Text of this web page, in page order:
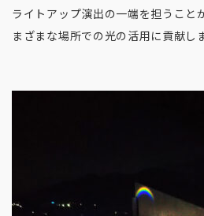
ライトアップ演出の一端を担うこと
まざまな場所での光の活用に貢献し